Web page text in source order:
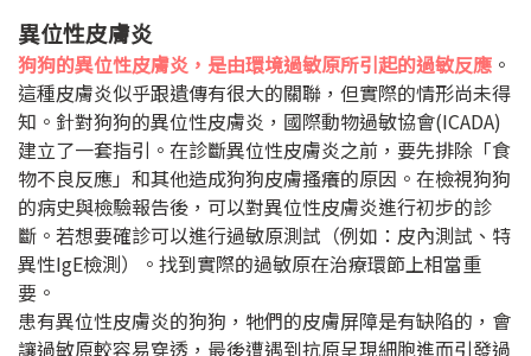
異位性皮膚炎
狗狗的異位性皮膚炎，是由環境過敏原所引起的過敏反應 。
這種皮膚炎似乎跟遺傳有很大的關聯，但實際的情形尚未得
知。針對狗狗的異位性皮膚炎，國際動物過敏協會(ICADA)
建立了一套指引。在診斷異位性皮膚炎之前，要先排除「食
物不良反應」和其他造成狗狗皮膚搔癢的原因。在檢視狗狗
的病史與檢驗報告後，可以對異位性皮膚炎進行初步的診
斷。若想要確診可以進行過敏原測試（例如：皮內測試、特
異性IgE檢測）。找到實際的過敏原在治療環節上相當重
要。
患有異位性皮膚炎的狗狗，牠們的皮膚屏障是有缺陷的，會
讓過敏原較容易穿透，最後遭遇到抗原呈現細胞進而引發過